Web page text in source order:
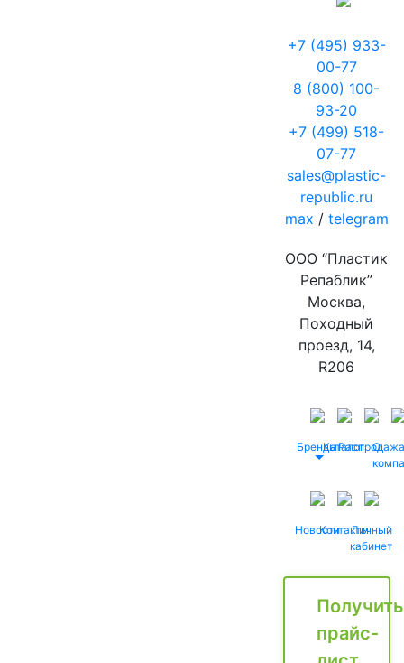
+7 (495) 933-
00-77
8 (800) 100-
93-20
+7 (499) 518-
07-77
sales@plastic-
republic.ru
max / telegram
ООО “Пластик
Репаблик”
Москва,
Походный
проезд, 14,
R206
БрендыКаталог
Распродажа
О
НовостиКонтактыЛичный
кабинет
Получить
прайс-